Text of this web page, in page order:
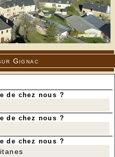
Gignac
de chez nous ?
de chez nous ?
de chez nous ?